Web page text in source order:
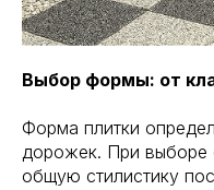
Выбор формы: от
Форма плитки
дорожек. При выборе
общую стилистику